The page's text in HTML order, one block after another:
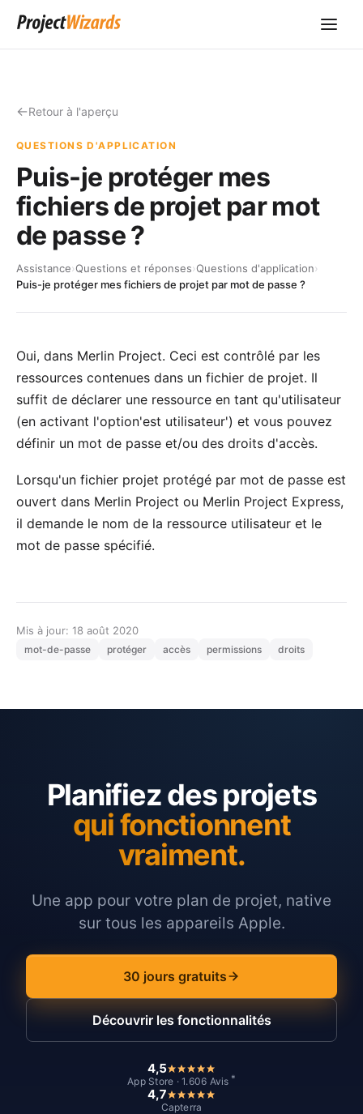
Retour à l'aperçu
QUESTIONS D'APPLICATION
Puis-je protéger mes
fichiers de projet par mot
de passe ?
Assistance›Questions et réponses›Questions d'application›
Puis-je protéger mes fichiers de projet par mot de passe ?
Oui, dans Merlin Project. Ceci est contrôlé par les
ressources contenues dans un fichier de projet. Il
suffit de déclarer une ressource en tant qu'utilisateur
(en activant l'option'est utilisateur') et vous pouvez
définir un mot de passe et/ou des droits d'accès.
Lorsqu'un fichier projet protégé par mot de passe est
ouvert dans Merlin Project ou Merlin Project Express,
il demande le nom de la ressource utilisateur et le
mot de passe spécifié.
Mis à jour: 18 août 2020
mot-de-passe protéger accès permissions droits
Planifiez des projets
qui fonctionnent
vraiment.
Une app pour votre plan de projet, native
sur tous les appareils Apple.
30 jours gratuits
Découvrir les fonctionnalités
4,5
App Store · 1.606 Avis *
4,7
Capterra